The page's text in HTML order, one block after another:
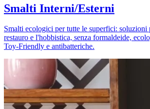
Smalti Interni/Esterni
Smalti ecologici per tutte le superfici:
restauro e l'hobbistica, senza formaldeide,
Toy-Friendly e antibatteriche.